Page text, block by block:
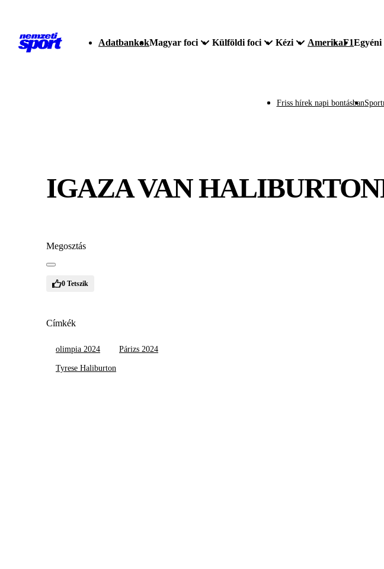
AdatbankokMagyar foci Külföldi foci Kézi AmerikaF1Egyéni
Friss hírek napi bontásban
IGAZA VAN
Megosztás
0 Tetszik
Címkék
olimpia 2024 Párizs 2024
Tyrese Haliburton